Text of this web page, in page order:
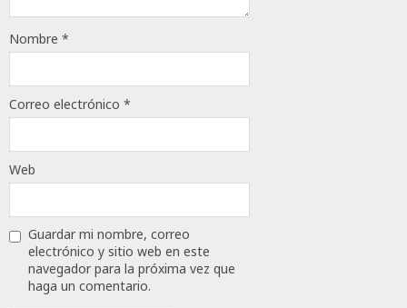
Nombre *
Correo electrónico *
Web
Guardar mi nombre, correo
electrónico y sitio web en este
navegador para la próxima vez que
haga un comentario.